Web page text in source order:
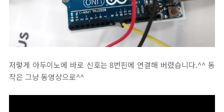
저렇게 아두이노에 바로 신호는 8번핀에 연결해 버렸습니다.^^ 동
작은 그냥 동영상으로^^